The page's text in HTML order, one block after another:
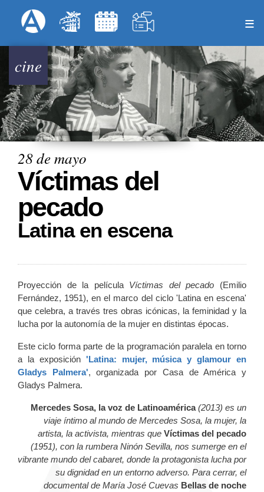
al
principal
Menú Superior
cine
28 de mayo
Víctimas del
pecado
Latina en escena
Proyección de la películaVíctimas del pecado (Emilio
Fernández, 1951), en el marco del ciclo 'Latina en escena'
que celebra, a través tres obras icónicas, la feminidad y la
lucha por la autonomía de la mujer en distintas épocas.
Este ciclo forma parte de la programación paralela en torno
a la exposición 'Latina: mujer, música y glamour en
Gladys Palmera', organizada por Casa de América y
Gladys Palmera.
Mercedes Sosa, la voz de Latinoamérica(2013) es un
viaje íntimo al mundo de Mercedes Sosa, la mujer, la
artista, la activista, mientras que Víctimas del pecado
(1951), con la rumbera Ninón Sevilla, nos sumerge en el
vibrante mundo del cabaret, donde la protagonista lucha por
su dignidad en un entorno adverso. Para cerrar, el
documental de María José Cuevas Bellas de noche